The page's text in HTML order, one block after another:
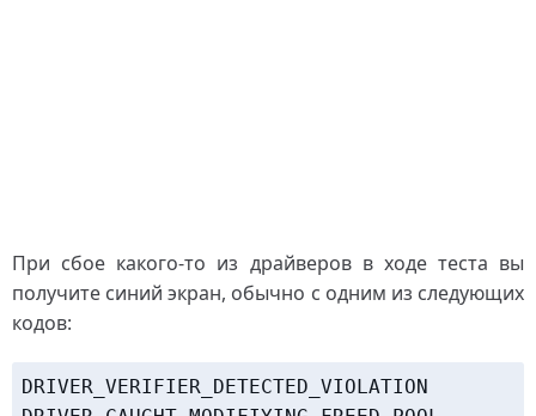
При сбое какого-то из драйверов в ходе теста вы
получите синий экран, обычно с одним из следующих
кодов:
DRIVER_VERIFIER_DETECTED_VIOLATION